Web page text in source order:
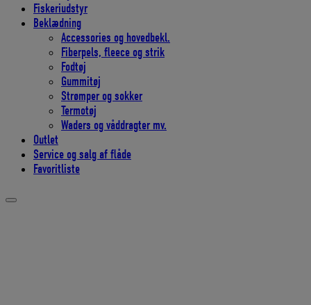
Fiskeriudstyr
Beklædning
Accessories og hovedbekl.
Fiberpels, fleece og strik
Fodtøj
Gummitøj
Strømper og sokker
Termotøj
Waders og våddragter mv.
Outlet
Service og salg af flåde
Favoritliste